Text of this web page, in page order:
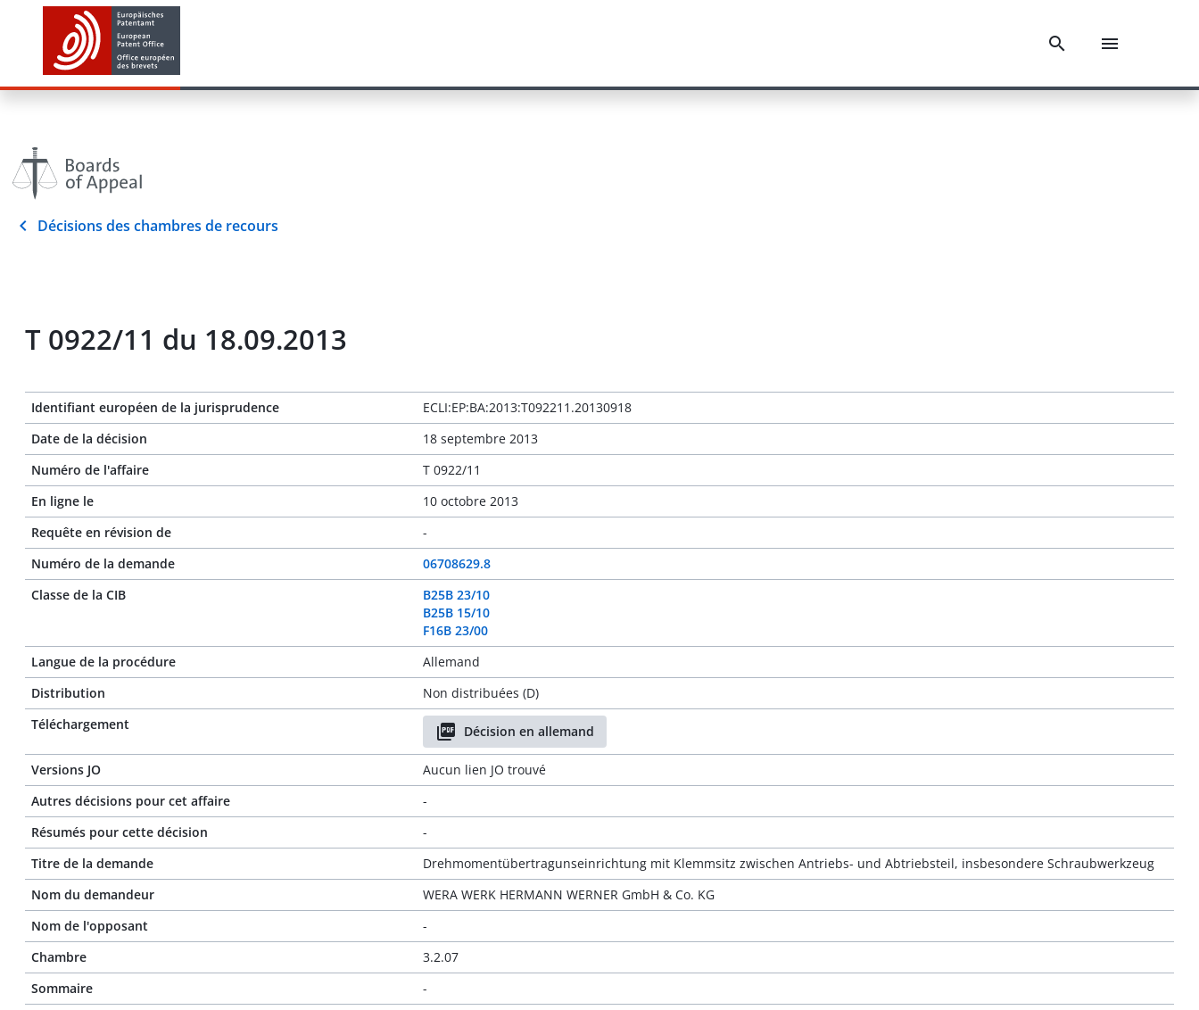
Décisions des chambres de recours
T 0922/11 du 18.09.2013
Identifiant européen de la jurisprudence
ECLI:EP:BA:2013:T092211.20130918
Date de la décision
18 septembre 2013
Numéro de l'affaire
T 0922/11
En ligne le
10 octobre 2013
Requête en révision de
-
Numéro de la demande
06708629.8
Classe de la CIB
B25B 23/10
B25B 15/10
F16B 23/00
Langue de la procédure
Allemand
Distribution
Non distribuées (D)
Téléchargement
Décision en allemand
Versions JO
Aucun lien JO trouvé
Autres décisions pour cet affaire
-
Résumés pour cette décision
-
Titre de la demande
Drehmomentübertragunseinrichtung mit Klemmsitz zwischen Antriebs- und Abtriebsteil, insbesondere Schraubwerkzeug
Nom du demandeur
WERA WERK HERMANN WERNER GmbH & Co. KG
Nom de l'opposant
-
Chambre
3.2.07
Sommaire
-